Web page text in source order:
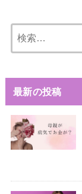
最新の投稿